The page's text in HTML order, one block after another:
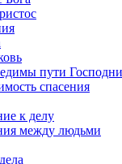
пути Господни
спасения
к делу
между людьми